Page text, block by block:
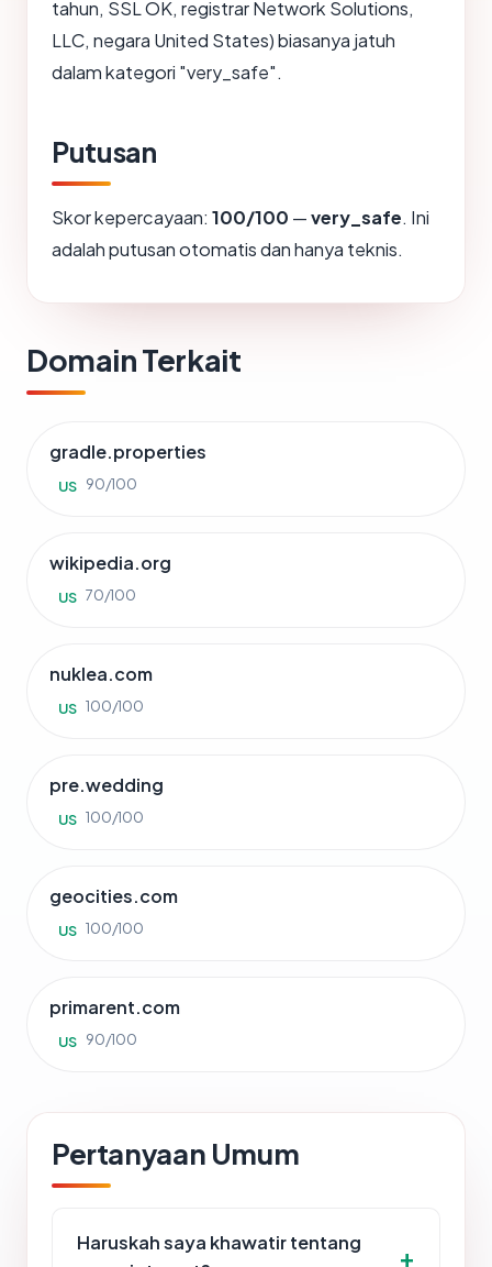
tahun, SSL OK, registrar Network Solutions,
LLC, negara United States) biasanya jatuh
dalam kategori "very_safe".
Putusan
Skor kepercayaan: 100/100 —very_safe. Ini
adalah putusan otomatis dan hanya teknis.
Domain Terkait
gradle.properties
US 90/100
wikipedia.org
US 70/100
nuklea.com
US 100/100
pre.wedding
US 100/100
geocities.com
US 100/100
primarent.com
US 90/100
Pertanyaan Umum
Haruskah saya khawatir tentang